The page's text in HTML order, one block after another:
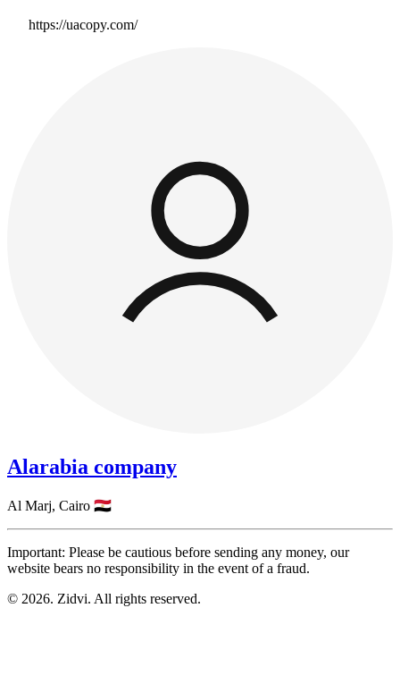
https://uacopy.com/
Alarabia company
Al Marj, Cairo 🇪🇬
Important: Please be cautious before sending any money, our
website bears no responsibility in the event of a fraud.
© 2026. Zidvi. All rights reserved.